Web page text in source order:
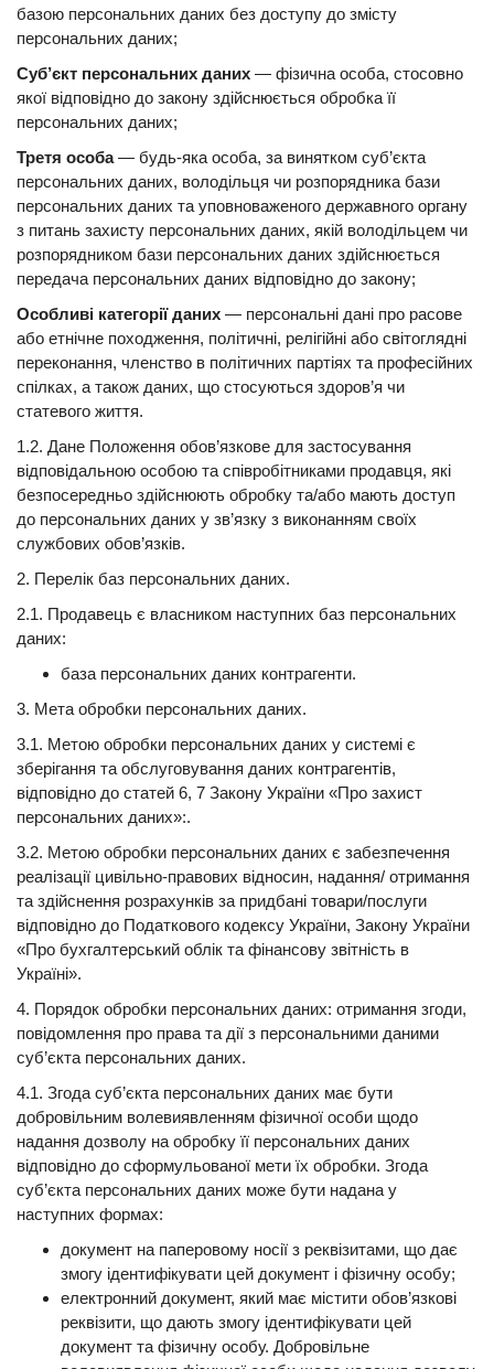
базою персональних даних без доступу до змісту
персональних даних;
Суб’єкт персональних даних — фізична особа, стосовно
якої відповідно до закону здійснюється обробка її
персональних даних;
Третя особа— будь-яка особа, за винятком суб’єкта
персональних даних, володільця чи розпорядника бази
персональних даних та уповноваженого державного органу
з питань захисту персональних даних, якій володільцем чи
розпорядником бази персональних даних здійснюється
передача персональних даних відповідно до закону;
Особливі категорії даних — персональні дані про расове
або етнічне походження, політичні, релігійні або світоглядні
переконання, членство в політичних партіях та професійних
спілках, а також даних, що стосуються здоров’я чи
статевого життя.
1.2. Дане Положення обов’язкове для застосування
відповідальною особою та співробітниками продавця, які
безпосередньо здійснюють обробку та/або мають доступ
до персональних даних у зв’язку з виконанням своїх
службових обов’язків.
2. Перелік баз персональних даних.
2.1. Продавець є власником наступних баз персональних
даних:
база персональних даних контрагенти.
3. Мета обробки персональних даних.
3.1. Метою обробки персональних даних у системі є
зберігання та обслуговування даних контрагентів,
відповідно до статей 6, 7 Закону України «Про захист
персональних даних»:.
3.2. Метою обробки персональних даних є забезпечення
реалізації цивільно-правових відносин, надання/ отримання
та здійснення розрахунків за придбані товари/послуги
відповідно до Податкового кодексу України, Закону України
«Про бухгалтерський облік та фінансову звітність в
Україні».
4. Порядок обробки персональних даних: отримання згоди,
повідомлення про права та дії з персональними даними
суб’єкта персональних даних.
4.1. Згода суб’єкта персональних даних має бути
добровільним волевиявленням фізичної особи щодо
надання дозволу на обробку її персональних даних
відповідно до сформульованої мети їх обробки. Згода
суб’єкта персональних даних може бути надана у
наступних формах:
документ на паперовому носії з реквізитами, що дає
змогу ідентифікувати цей документ і фізичну особу;
електронний документ, який має містити обов’язкові
реквізити, що дають змогу ідентифікувати цей
документ та фізичну особу. Добровільне